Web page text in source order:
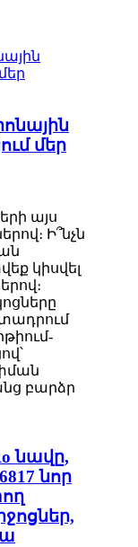
մեր
այս
Ի՞նչն
կիսվել
բարձր
նավը,
նոր